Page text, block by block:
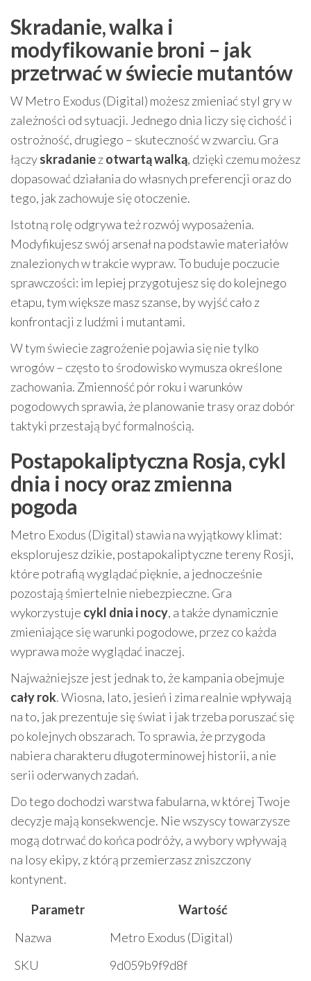
Skradanie, walka i
modyfikowanie broni – jak
przetrwać w świecie mutantów
W Metro Exodus (Digital) możesz zmieniać styl gry w
zależności od sytuacji. Jednego dnia liczy się cichość i
ostrożność, drugiego – skuteczność w zwarciu. Gra
łączyskradaniezotwartą walką, dzięki czemu możesz
dopasować działania do własnych preferencji oraz do
tego, jak zachowuje się otoczenie.
Istotną rolę odgrywa też rozwój wyposażenia.
Modyfikujesz swój arsenał na podstawie materiałów
znalezionych w trakcie wypraw. To buduje poczucie
sprawczości: im lepiej przygotujesz się do kolejnego
etapu, tym większe masz szanse, by wyjść cało z
konfrontacji z ludźmi i mutantami.
W tym świecie zagrożenie pojawia się nie tylko
wrogów – często to środowisko wymusza określone
zachowania. Zmienność pór roku i warunków
pogodowych sprawia, że planowanie trasy oraz dobór
taktyki przestają być formalnością.
Postapokaliptyczna Rosja, cykl
dnia i nocy oraz zmienna
pogoda
Metro Exodus (Digital) stawia na wyjątkowy klimat:
eksplorujesz dzikie, postapokaliptyczne tereny Rosji,
które potrafią wyglądać pięknie, a jednocześnie
pozostają śmiertelnie niebezpieczne. Gra
wykorzystuje cykl dnia i nocy, a także dynamicznie
zmieniające się warunki pogodowe, przez co każda
wyprawa może wyglądać inaczej.
Najważniejsze jest jednak to, że kampania obejmuje
cały rok. Wiosna, lato, jesień i zima realnie wpływają
na to, jak prezentuje się świat i jak trzeba poruszać się
po kolejnych obszarach. To sprawia, że przygoda
nabiera charakteru długoterminowej historii, a nie
serii oderwanych zadań.
Do tego dochodzi warstwa fabularna, w której Twoje
decyzje mają konsekwencje. Nie wszyscy towarzysze
mogą dotrwać do końca podróży, a wybory wpływają
na losy ekipy, z którą przemierzasz zniszczony
kontynent.
Parametr
Wartość
Nazwa
Metro Exodus (Digital)
SKU
9d059b9f9d8f